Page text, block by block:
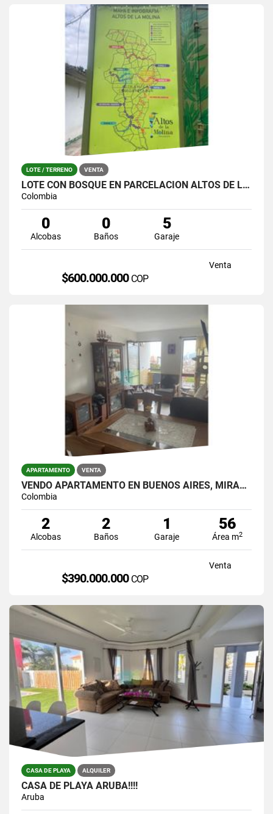
LOTE / TERRENO VENTA
LOTE CON BOSQUE EN PARCELACIÓN ALTOS DE LA MOLINA – GUARNE
Colombia
0
Alcobas
0
Baños
5
Garaje
Venta
$600.000.000 COP
APARTAMENTO VENTA
VENDO APARTAMENTO EN BUENOS AIRES, MIRAFLORES.
Colombia
2
Alcobas
2
Baños
1
Garaje
56
Área m2
Venta
$390.000.000 COP
CASA DE PLAYA ALQUILER
CASA DE PLAYA ARUBA!!!!
Aruba